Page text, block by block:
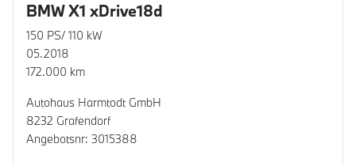
BMW X1 xDrive18d
150 PS/ 110 kW
05.2018
172.000 km
Autohaus Harmtodt GmbH
8232 Grafendorf
Angebotsnr: 3015388